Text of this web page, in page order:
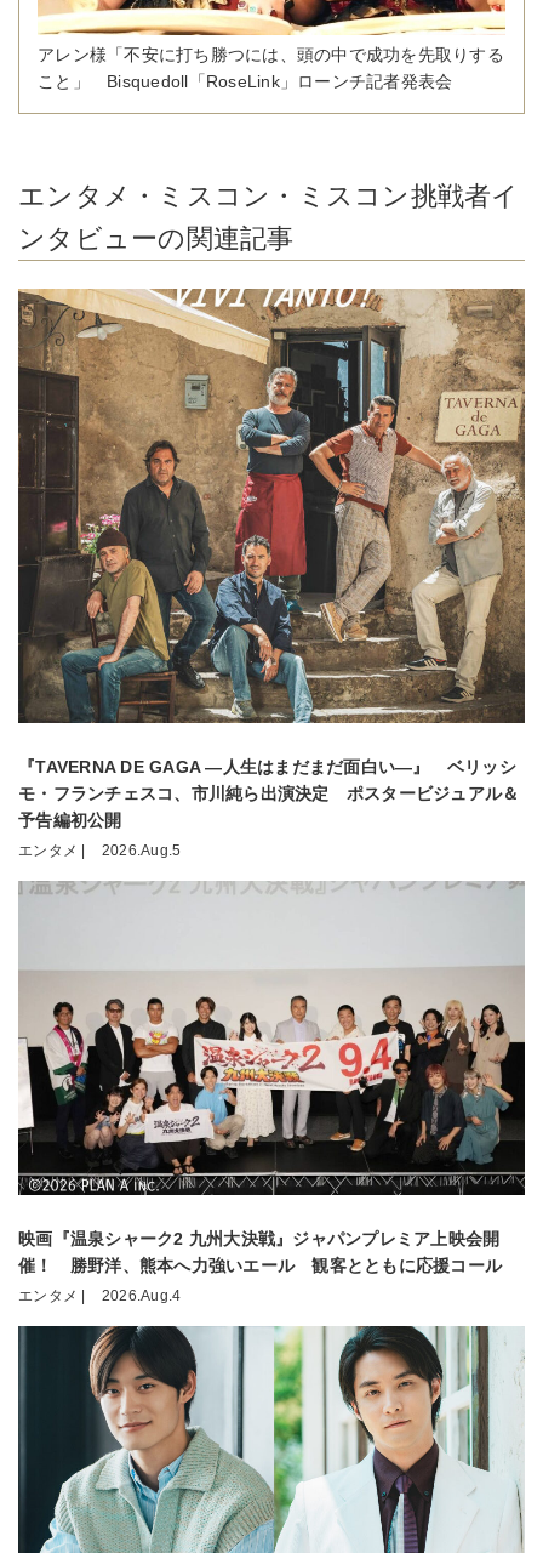
アレン様「不安に打ち勝つには、頭の中で成功を先取りする
こと」 Bisquedoll「RoseLink」ローンチ記者発表会
エンタメ・ミスコン・ミスコン挑戦者イ
ンタビューの関連記事
『TAVERNA DE GAGA ―人生はまだまだ面白い―』 ベリッシ
モ・フランチェスコ、市川純ら出演決定 ポスタービジュアル＆
予告編初公開
エンタメ | 2026.Aug.5
映画『温泉シャーク2 九州大決戦』ジャパンプレミア上映会開
催！ 勝野洋、熊本へ力強いエール 観客とともに応援コール
エンタメ | 2026.Aug.4